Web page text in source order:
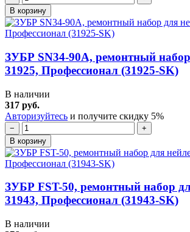
В корзину
ЗУБР SN34-90A, ремонтный
31925, Профессионал (31925-SK)
В наличии
317 руб.
Авторизуйтесь и получите скидку 5%
−
+
В корзину
ЗУБР FST-50, ремонтный набор
31943, Профессионал (31943-SK)
В наличии